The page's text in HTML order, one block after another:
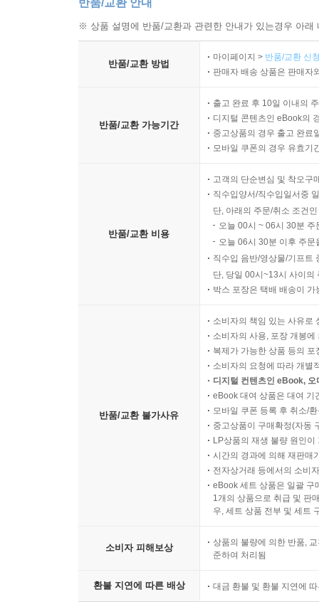
7.6 Secant Method 101
7.7 Bracketing 103
7.8 Line Search in Multidimensional Optimization
8.2 Steepest Descent Method 110
8.3 Analysis of Gradient Methods 117
9.2 Analysis of Newton’s Method 135
9.3 Levenberg?Marquardt Modification 138
9.4 Newton’s Method for Nonlinear Least Squares
10 Conjugate Direction Methods 145
반품/교환 안내
※ 상품 설명에 반품/교환과 관련한 안내가 있는경우 아
반품/교환 방법
마이페이지 > 반품/교환 신
판매자 배송 상품은 판매자
반품/교환 가능기간
출고 완료 후 10일 이내의
디지털 콘텐츠인 eBook의
중고상품의 경우 출고 완료
모바일 쿠폰의 경우 유효기
반품/교환 비용
고객의 단순변심 및 착오구
직수입양서/직수입일서중
단, 아래의 주문/취소 조건
오늘 00시 ~ 06시 30분
오늘 06시 30분 이후 주
직수입 음반/영상물/기프트
단, 당일 00시~13시 사이의
박스 포장은 택배 배송이
반품/교환 불가사유
소비자의 책임 있는 사유로
소비자의 사용, 포장 개봉
복제가 가능한 상품 등의
소비자의 요청에 따라 개별
디지털 컨텐츠인 eBook,
eBook 대여 상품은 대여 기
모바일 쿠폰 등록 후 취소/
중고상품이 구매확정(자동
LP상품의 재생 불량 원인
시간의 경과에 의해 재판매
전자상거래 등에서의 소비
eBook 세트 상품은 일괄 구
1개의 상품으로 취급 및 판
우, 세트 상품 전부 및 세트
소비자 피해보상
상품의 불량에 의한 반품,
준하여 처리됨
환불 지연에 따른 배상 대금 환불 및 환불 지연에